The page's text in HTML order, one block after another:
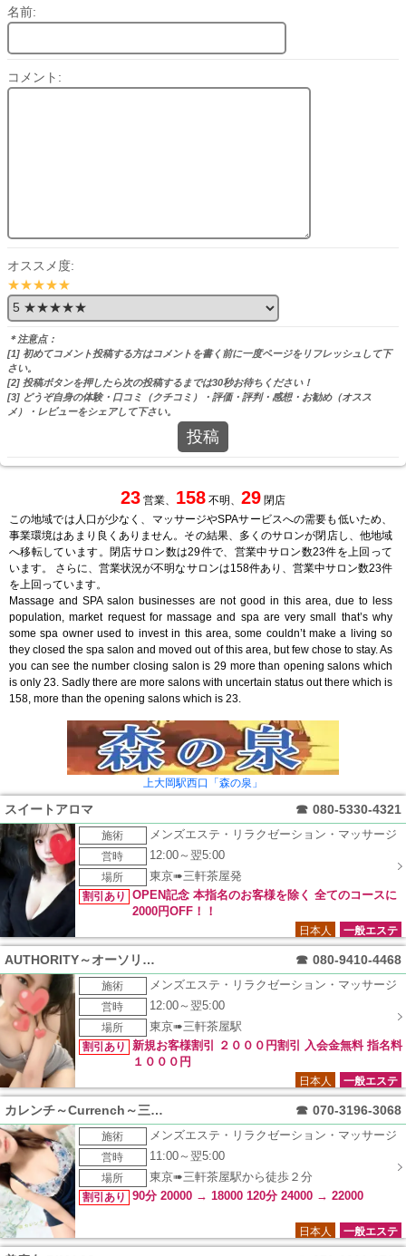
名前:
コメント:
オススメ度:
★★★★★
＊注意点：
[1] 初めてコメント投稿する方はコメントを書く前に一度ページをリフレッシュして下
さい。
[2] 投稿ボタンを押したら次の投稿するまでは30秒お待ちください！
[3] どうぞ自身の体験・口コミ（クチコミ）・評価・評判・感想・お勧め（オスス
メ）・レビューをシェアして下さい。
投稿
23 営業、 158 不明、 29 閉店
この地域では人口が少なく、マッサージやSPAサービスへの需要も低いため、
事業環境はあまり良くありません。その結果、多くのサロンが閉店し、他地域
へ移転しています。閉店サロン数は29件で、営業中サロン数23件を上回って
います。 さらに、営業状況が不明なサロンは158件あり、営業中サロン数23件
を上回っています。
Massage and SPA salon businesses are not good in this area, due to less
population, market request for massage and spa are very small that’s why
some spa owner used to invest in this area, some couldn’t make a living so
they closed the spa salon and moved out of this area, but few chose to stay. As
you can see the number closing salon is 29 more than opening salons which
is only 23. Sadly there are more salons with uncertain status out there which is
158, more than the opening salons which is 23.
上大岡駅西口「森の泉」
スイートアロマ ☎ 080-5330-4321
施術
メンズエステ・リラクゼーション・マッサージ
営時
12:00～翌5:00
場所
東京➠三軒茶屋発
割引あり
OPEN記念 本指名のお客様を除く 全てのコースに
2000円OFF！！
一般エステ
日本人
AUTHORITY～オーソリティ～ ☎ 080-9410-4468
施術
メンズエステ・リラクゼーション・マッサージ
営時
12:00～翌5:00
場所
東京➠三軒茶屋駅
割引あり
新規お客様割引 ２０００円割引 入会金無料 指名料
１０００円
一般エステ
日本人
カレンチ～Currench～三軒茶屋 ☎ 070-3196-3068
施術
メンズエステ・リラクゼーション・マッサージ
営時
11:00～翌5:00
場所
東京➠三軒茶屋駅から徒歩２分
割引あり
90分 20000 → 18000 120分 24000 → 22000
一般エステ
日本人